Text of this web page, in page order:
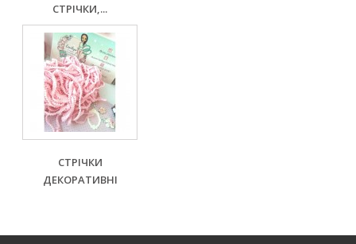
СТРІЧКИ,...
СТРІЧКИ
ДЕКОРАТИВНІ